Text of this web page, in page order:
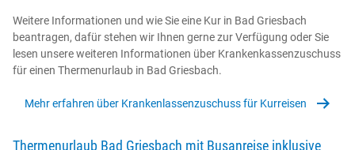
Weitere Informationen und wie Sie eine Kur in Bad Griesbach
beantragen, dafür stehen wir Ihnen gerne zur Verfügung oder Sie
lesen unsere weiteren Informationen über Krankenkassenzuschuss
für einen Thermenurlaub in Bad Griesbach.
Mehr erfahren über Krankenlassenzuschuss für Kurreisen
Thermenurlaub Bad Griesbach mit Busanreise inklusive